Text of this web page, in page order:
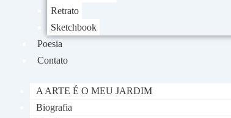
Retrato
Sketchbook
Poesia
Contato
A ARTE É O MEU JARDIM
Biografia